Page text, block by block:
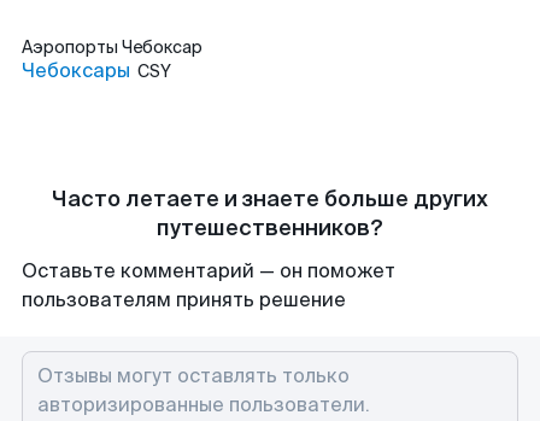
Аэропорты Чебоксар
Чебоксары CSY
Часто летаете и знаете больше других
путешественников?
Оставьте комментарий — он поможет
пользователям принять решение